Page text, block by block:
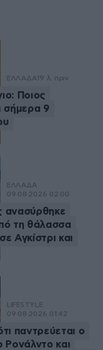
ΕΛΛΑΔΑ 19 λ. πριν
Ποιος
σήμερα 9
ΕΛΛΑΔΑ
09·08·2026 02:00
ανασύρθηκε
τη θάλασσα
Αγκίστρι και
LIFESTYLE
09·08·2026 01:42
παντρεύεται ο
Ρονάλντο και